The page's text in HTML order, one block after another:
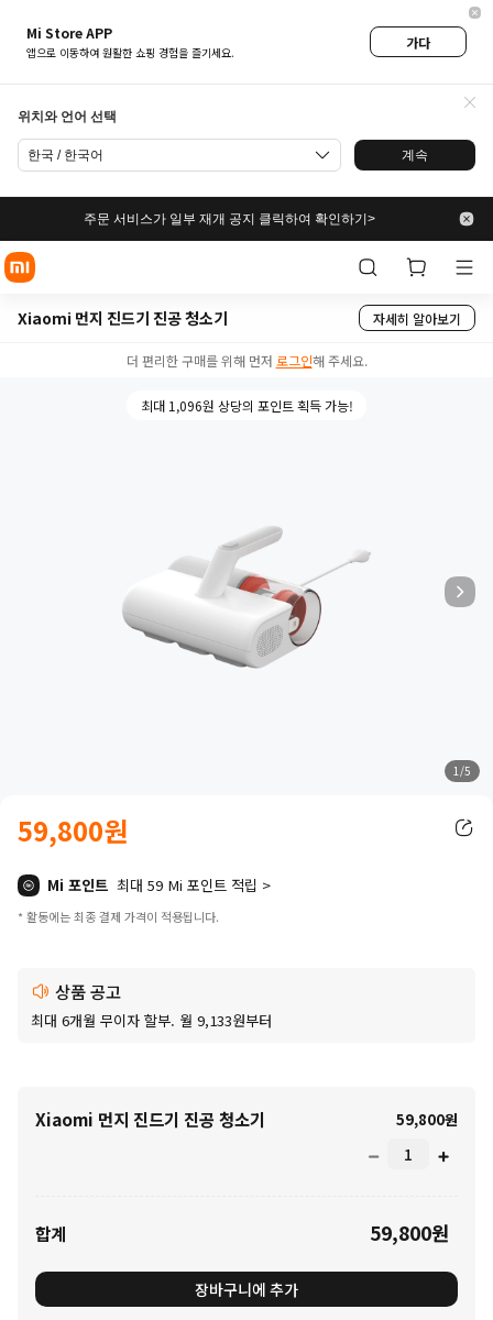
Mi Store APP
앱으로 이동하여 원활한 쇼핑 경험을 즐기세요.
가다
위치와 언어 선택
한국 / 한국어 계속
주문 서비스가 일부 재개 공지 클릭하여 확인하기>
Xiaomi 먼지 진드기 진공 청소기 자세히 알아보기
더 편리한 구매를 위해 먼저 로그인해 주세요.
1/5
최대 1,096원 상당의 포인트 획득 가능!
59,800원
Current Price 원59800.00
Mi 포인트 최대 59 Mi 포인트 적립 >
*활동에는 최종 결제 가격이 적용됩니다.
상품 공고
최대 6개월 무이자 할부. 월 9,133원부터
Xiaomi 먼지 진드기 진공 청소기 59,800원
합계 59,800원
장바구니에 추가